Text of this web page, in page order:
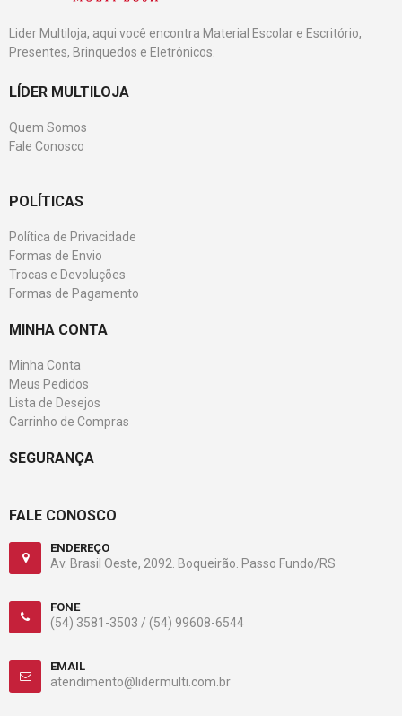
Lider Multiloja, aqui você encontra Material Escolar e Escritório,
Presentes, Brinquedos e Eletrônicos.
LÍDER MULTILOJA
Quem Somos
Fale Conosco
POLÍTICAS
Política de Privacidade
Formas de Envio
Trocas e Devoluções
Formas de Pagamento
MINHA CONTA
Minha Conta
Meus Pedidos
Lista de Desejos
Carrinho de Compras
SEGURANÇA
FALE CONOSCO
ENDEREÇO
Av. Brasil Oeste, 2092. Boqueirão. Passo Fundo/RS
FONE
(54) 3581-3503 / (54) 99608-6544
EMAIL
atendimento@lidermulti.com.br